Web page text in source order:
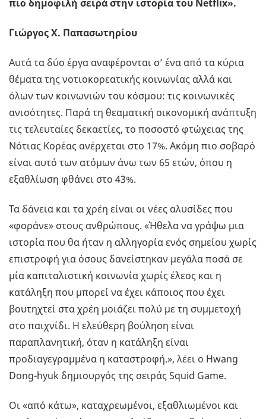
πιο δημοφιλή σειρά στην ιστορία του Netflix».
Γιώργος X. Παπασωτηρίου
Αυτά τα δύο έργα αναφέρονται σ’ ένα από τα κύρια
θέματα της νοτιοκορεατικής κοινωνίας αλλά και
όλων των κοινωνιών του κόσμου: τις κοινωνικές
ανισότητες. Παρά τη θεαματική οικονομική ανάπτυξη
τις τελευταίες δεκαετίες, το ποσοστό φτώχειας της
Νότιας Κορέας ανέρχεται στο 17%. Ακόμη πιο σοβαρό
είναι αυτό των ατόμων άνω των 65 ετών, όπου η
εξαθλίωση φθάνει στο 43%.
Τα δάνεια και τα χρέη είναι οι νέες αλυσίδες που
«φοράνε» στους ανθρώπους. «Ήθελα να γράψω μια
ιστορία που θα ήταν η αλληγορία ενός σημείου χωρίς
επιστροφή για όσους δανείστηκαν μεγάλα ποσά σε
μία καπιταλιστική κοινωνία χωρίς έλεος και η
κατάληξη που μπορεί να έχει κάποιος που έχει
βουτηχτεί στα χρέη μοιάζει πολύ με τη συμμετοχή
στο παιχνίδι. Η ελεύθερη βούληση είναι
παραπλανητική, όταν η κατάληξη είναι
προδιαγεγραμμένα η καταστροφή.», λέει ο Hwang
Dong-hyuk δημιουργός της σειράς Squid Game.
Οι «από κάτω», καταχρεωμένοι, εξαθλιωμένοι και